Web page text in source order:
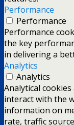
Performance
Performance
Performance
the key
in delivering a
Analytics
Analytics
Analytical
interact with the
information on
rate, traffic